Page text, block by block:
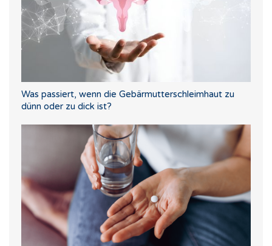
Was passiert, wenn die Gebärmutterschleimhaut zu
dünn oder zu dick ist?